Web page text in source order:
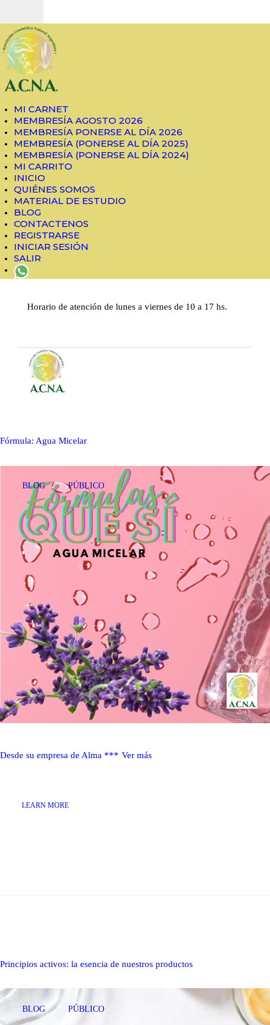
MI CARNET
MEMBRESÍA AGOSTO 2026
MEMBRESÍA PONERSE AL DÍA 2026
MEMBRESÍA (PONERSE AL DÍA 2025)
MEMBRESÍA (PONERSE AL DÍA 2024)
MI CARRITO
INICIO
QUIÉNES SOMOS
MATERIAL DE ESTUDIO
BLOG
CONTACTENOS
REGISTRARSE
INICIAR SESIÓN
SALIR
Horario de atención de lunes a viernes de 10 a 17 hs.
Asociación de Cosmética Natural Argentina
MEMBRESÍA AGOSTO
2026
MEMBRESÍA PONERSE
AL DÍA 2026
MEMBRESÍA (PONERSE
AL DÍA 2025)
MEMBRESÍA (PONERSE
AL DÍA 2024)
MI CARRITO
MATERIAL DE ESTUDIO
BLOG
REGISTRARSE
INICIAR SESIÓN
SALIR
Fórmula: Agua Micelar
BLOG PÚBLICO
Desde su empresa de Alma *** Ver más
LEARN MORE
Principios activos: la esencia de nuestros productos
BLOG PÚBLICO